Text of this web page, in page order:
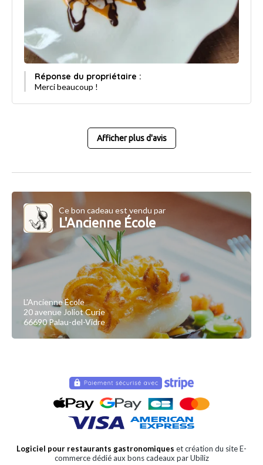
Réponse du propriétaire :
Merci beaucoup !
Afficher plus d'avis
Ce bon cadeau est vendu par
L'Ancienne École
L'Ancienne École
20 avenue Joliot Curie
66690 Palau-del-Vidre
Logiciel pour restaurants gastronomiques et création du site E-
commerce dédié aux bons cadeaux par Ubiliz